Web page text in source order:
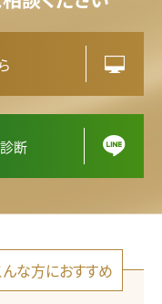
断
んな方におすすめ